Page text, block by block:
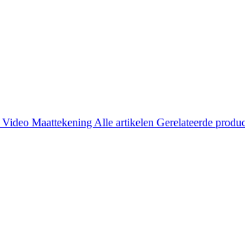
Video Maattekening Alle artikelen Gerelateerde